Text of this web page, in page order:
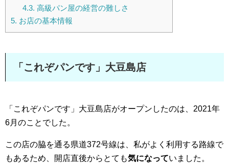
4.3. 高級パン屋の経営の難しさ
5. お店の基本情報
「これぞパンです」大豆島店
「これぞパンです」大豆島店がオープンしたのは、2021年
6月のことでした。
この店の脇を通る県道372号線は、私がよく利用する路線で
もあるため、開店直後からとても気になっていました。